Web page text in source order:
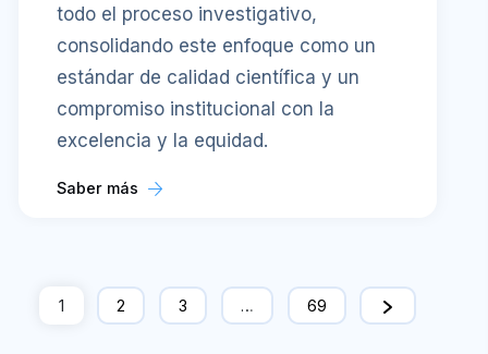
todo el proceso investigativo,
consolidando este enfoque como un
estándar de calidad científica y un
compromiso institucional con la
excelencia y la equidad.
Saber más
1 2 3 … 69